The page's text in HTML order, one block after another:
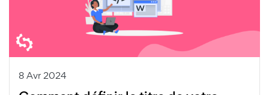
8 Avr 2024